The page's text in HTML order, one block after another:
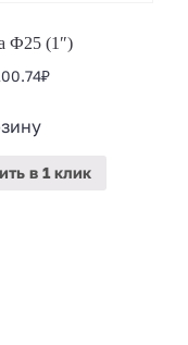
Ф25 (1″)
₽
в 1 клик